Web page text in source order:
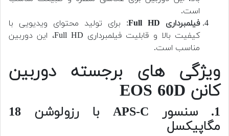
است.
فیلمبرداری Full HD
: برای تولید محتوای ویدیویی با
کیفیت بالا و قابلیت فیلمبرداری Full HD، این دوربین
مناسب است.
ویژگی های برجسته دوربین
کانن EOS 60D
1. سنسور APS-C با رزولوشن 18
مگاپیکسل